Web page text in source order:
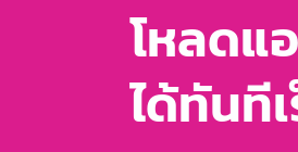
โหลดแ
ได้ทันที